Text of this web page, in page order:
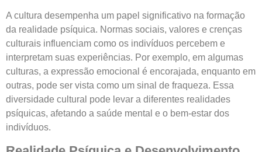
A cultura desempenha um papel significativo na formação
da realidade psíquica. Normas sociais, valores e crenças
culturais influenciam como os indivíduos percebem e
interpretam suas experiências. Por exemplo, em algumas
culturas, a expressão emocional é encorajada, enquanto em
outras, pode ser vista como um sinal de fraqueza. Essa
diversidade cultural pode levar a diferentes realidades
psíquicas, afetando a saúde mental e o bem-estar dos
indivíduos.